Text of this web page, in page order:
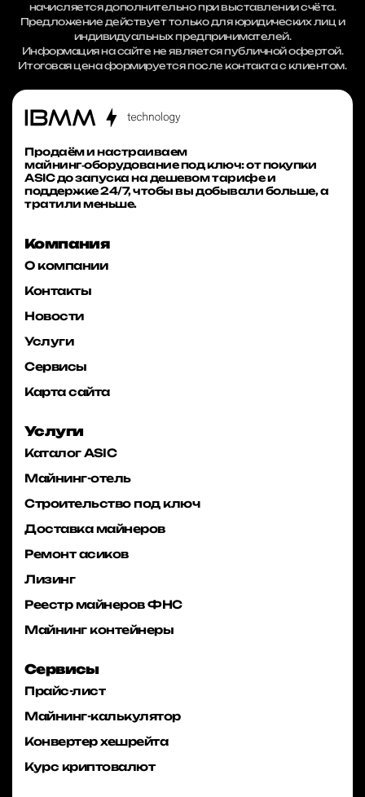
начисляется дополнительно при выставлении счёта.
Предложение действует только для юридических лиц и
индивидуальных предпринимателей.
Информация на сайте не является публичной офертой.
Итоговая цена формируется после контакта с клиентом.
Продаём и настраиваем
майнинг‑оборудование под ключ: от покупки
ASIC до запуска на дешевом тарифе и
поддержке 24/7, чтобы вы добывали больше, а
тратили меньше.
Компания
О компании
Контакты
Новости
Услуги
Сервисы
Карта сайта
Услуги
Каталог ASIC
Майнинг-отель
Строительство под ключ
Доставка майнеров
Ремонт асиков
Лизинг
Реестр майнеров ФНС
Майнинг контейнеры
Сервисы
Прайс-лист
Майнинг-калькулятор
Конвертер хешрейта
Курс криптовалют